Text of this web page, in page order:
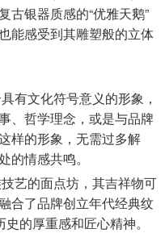
古银器质感的“优雅天鹅”
能感受到其雕塑般的立体
有文化符号意义的形象，
、哲学理念，或是与品牌
样的形象，无需过多解
的情感共鸣。
艺的面点坊，其吉祥物可
合了品牌创立年代经典纹
的厚重感和匠心精神。